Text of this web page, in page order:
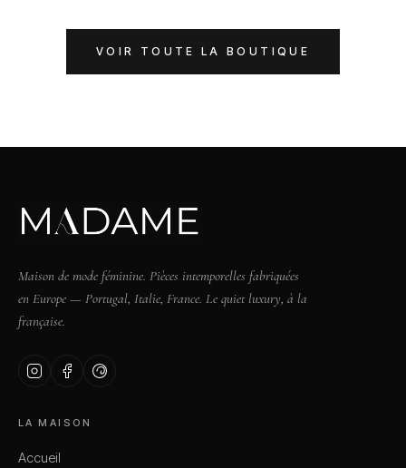
VOIR TOUTE LA BOUTIQUE
Maison de mode féminine. Pièces intemporelles fabriquées
en Europe — Portugal, Italie, France. Le quiet luxury, à la
française.
LA MAISON
Accueil